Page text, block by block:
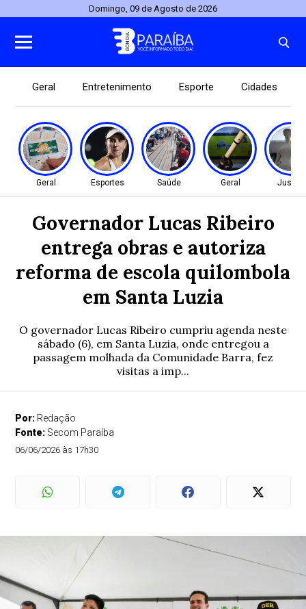
Domingo, 09 de Agosto de 2026
Geral Entretenimento Esporte Cidades
Geral Esportes Saúde Geral Justiça
Governador Lucas Ribeiro
entrega obras e autoriza
reforma de escola quilombola
em Santa Luzia
O governador Lucas Ribeiro cumpriu agenda neste
sábado (6), em Santa Luzia, onde entregou a
passagem molhada da Comunidade Barra, fez
visitas a imp...
Por: Redação
Fonte: Secom Paraíba
06/06/2026 às 17h30